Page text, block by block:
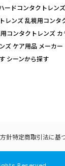
ードコンタクトレンズ
レンズ 乱視用コンタ
コンタクトレンズ カ
ズ ケア用品 メーカ
シーンから探す
針特定商取引法に基